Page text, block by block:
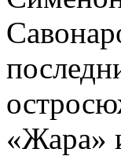
«Жара»